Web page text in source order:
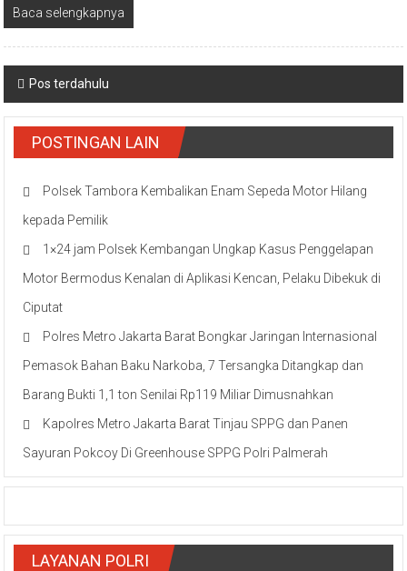
Baca selengkapnya
Navigasi
pos
Pos terdahulu
POSTINGAN LAIN
Polsek Tambora Kembalikan Enam Sepeda Motor Hilang
kepada Pemilik
1×24 jam Polsek Kembangan Ungkap Kasus Penggelapan
Motor Bermodus Kenalan di Aplikasi Kencan, Pelaku Dibekuk di
Ciputat
Polres Metro Jakarta Barat Bongkar Jaringan Internasional
Pemasok Bahan Baku Narkoba, 7 Tersangka Ditangkap dan
Barang Bukti 1,1 ton Senilai Rp119 Miliar Dimusnahkan
Kapolres Metro Jakarta Barat Tinjau SPPG dan Panen
Sayuran Pokcoy Di Greenhouse SPPG Polri Palmerah
LAYANAN POLRI